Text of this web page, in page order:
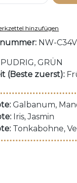
hinzufügen
NW-
PUDRIG, GRÜN
(Beste zuerst):
Galbanum,
Iris, Jasmin
Tonkabohne,